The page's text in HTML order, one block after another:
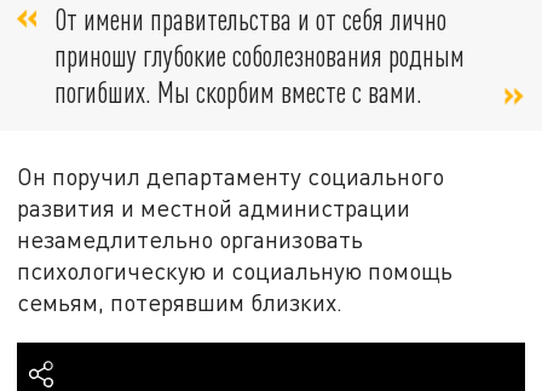
От имени правительства и от себя лично
приношу глубокие соболезнования родным
погибших. Мы скорбим вместе с вами.
Он поручил департаменту социального
развития и местной администрации
незамедлительно организовать
психологическую и социальную помощь
семьям, потерявшим близких.